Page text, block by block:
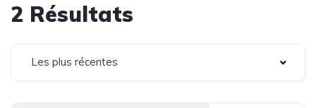
2 Résultats
Les plus récentes